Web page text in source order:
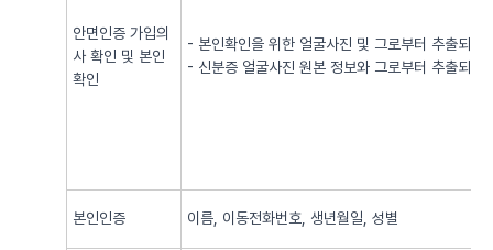
안면인증 가입의
사 확인 및 본인
확인
- 본인확인을 위한 얼굴사진 및 그로부터 추출되어
- 신분증 얼굴사진 원본 정보와 그로부터 추출되어
본인인증 이름, 이동전화번호, 생년월일, 성별